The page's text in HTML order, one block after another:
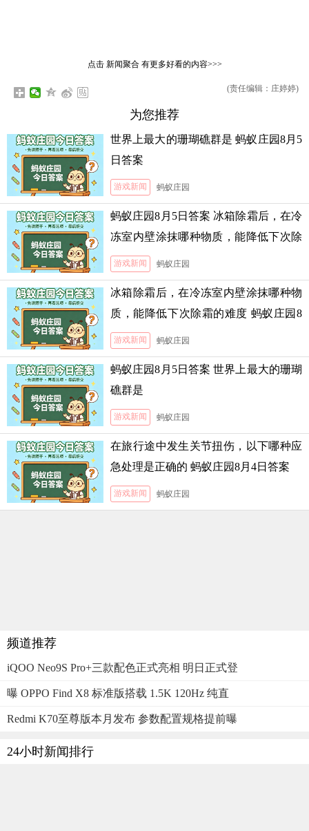
点击 新闻聚合有更多好看的内容>>>
(责任编辑：庄婷婷)
为您推荐
世界上最大的珊瑚礁群是 蚂蚁庄园8月5
日答案
游戏新闻 蚂蚁庄园
蚂蚁庄园8月5日答案 冰箱除霜后，在冷
冻室内壁涂抹哪种物质，能降低下次除
霜的难度
游戏新闻 蚂蚁庄园
冰箱除霜后，在冷冻室内壁涂抹哪种物
质，能降低下次除霜的难度 蚂蚁庄园8
月5日答案
游戏新闻 蚂蚁庄园
蚂蚁庄园8月5日答案 世界上最大的珊瑚
礁群是
游戏新闻 蚂蚁庄园
在旅行途中发生关节扭伤，以下哪种应
急处理是正确的 蚂蚁庄园8月4日答案
游戏新闻 蚂蚁庄园
频道推荐
iQOO Neo9S Pro+三款配色正式亮相 明日正式登
曝 OPPO Find X8 标准版搭载 1.5K 120Hz 纯直
Redmi K70至尊版本月发布 参数配置规格提前曝
24小时新闻排行